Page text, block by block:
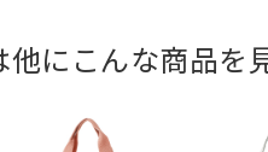
にこんな商品を